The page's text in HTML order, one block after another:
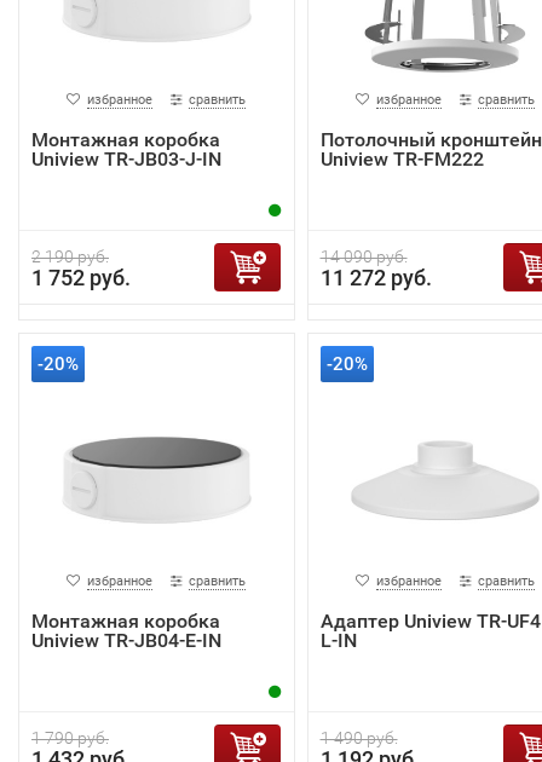
избранное сравнить
Монтажная коробка
Uniview TR-JB03-J-IN
2 190 руб.
1 752 руб.
избранное сравнить
Потолочный кронштейн
Uniview TR-FM222
14 090 руб.
11 272 руб.
-20%
избранное сравнить
Монтажная коробка
Uniview TR-JB04-E-IN
1 790 руб.
-20%
избранное сравнить
Адаптер Uniview TR-
L-IN
1 490 руб.